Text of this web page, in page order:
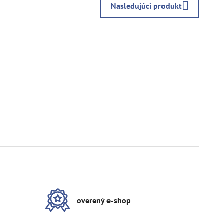
Nasledujúci produkt
overený e-shop